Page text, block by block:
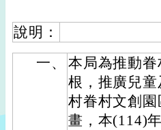
說明：
一、
本局為推動
根，推廣兒
村眷村文創
畫，本(114)